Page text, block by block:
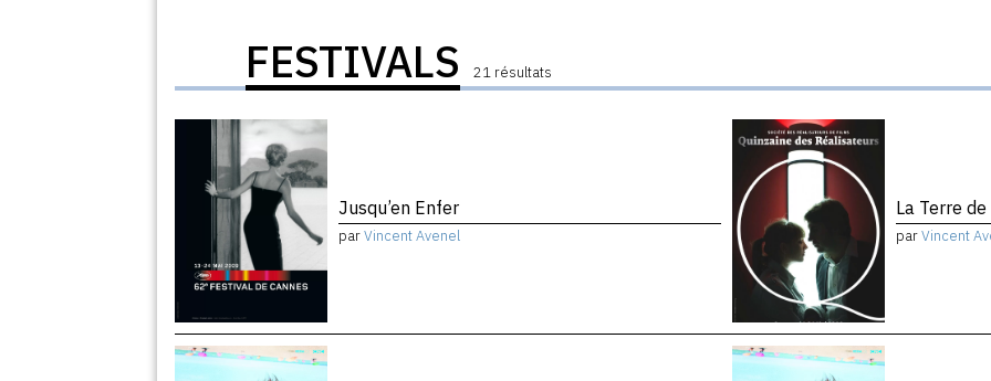
FESTIVALS 21 résultats
Jusqu’en Enfer
parVincent Avenel
La Terre
parVincent